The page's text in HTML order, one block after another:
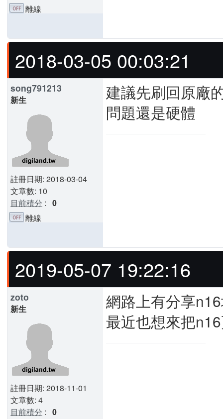
離線
2018-03-05 00:03:21
song791213
新生
註冊日期: 2018-03-04
文章數: 10
目前積分 : 0
建議先刷回原廠
問題還是硬體
離線
2019-05-07 19:22:16
zoto
新生
註冊日期: 2018-11-01
文章數: 4
目前積分 : 0
網路上有分享
最近也想來把